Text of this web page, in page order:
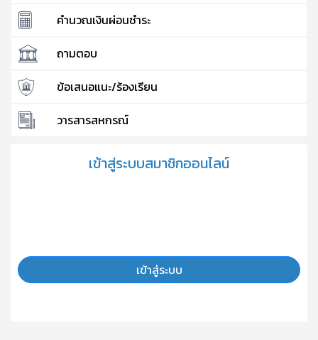
คำนวณเงินผ่อนชำระ
ถามตอบ
ข้อเสนอแนะ/ร้องเรียน
วารสารสหกรณ์
เข้าสู่ระบบสมาชิกออนไลน์
เข้าสู่ระบบ